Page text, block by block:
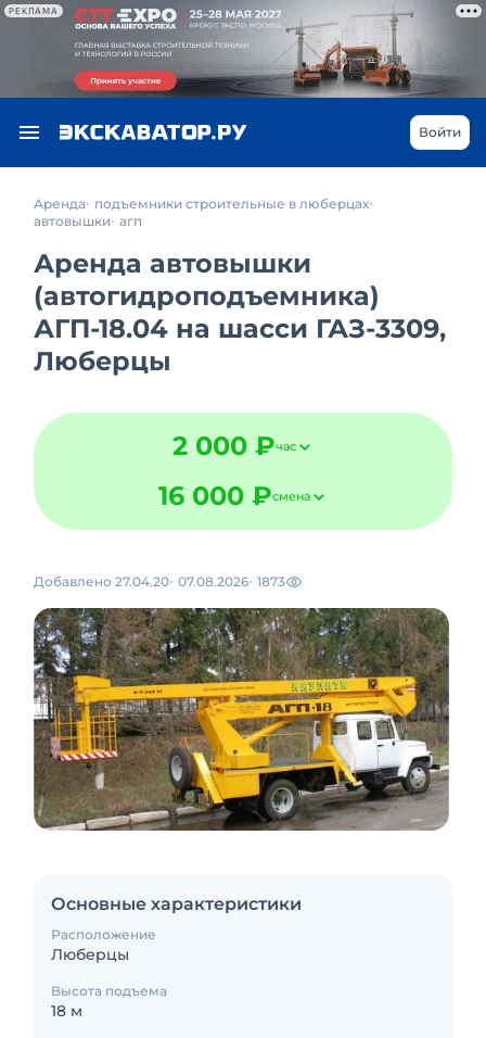
РЕКЛАМА
Войти
Аренда
подъемники строительные в люберцах
автовышки агп
Аренда автовышки
(автогидроподъемника)
АГП-18.04 на шасси ГАЗ-3309,
Люберцы
2 000 ₽час
16 000 ₽смена
Добавлено 27.04.20 07.08.2026 1873
Основные характеристики
Расположение
Люберцы
Высота подъема
18 м